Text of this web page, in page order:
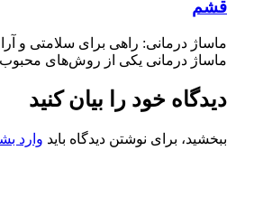
قشم
ماساژ درمانی: راهی برای سلامتی و
ماساژ درمانی یکی از روش‌های
دیدگاه خود را بیان کنید
ببخشید، برای نوشتن دیدگاه باید وارد